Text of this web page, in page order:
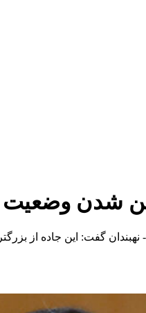
شدن وضعیت
گفت: این جاده از